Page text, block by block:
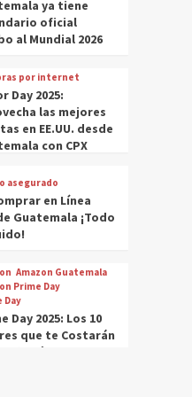
Noticias
ya tiene
oficial
al Mundial 2026
por internet
Day 2025:
las mejores
en EE.UU. desde
con CPX
asegurado
en Línea
Guatemala ¡Todo
Amazon Guatemala
Prime Day
Day
Day 2025: Los 10
que te Costarán
(Y Cómo